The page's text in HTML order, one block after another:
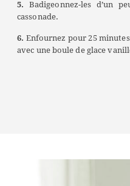
5. Badigeonnez-les d’un
cassonade.
6. Enfournez pour 25
avec une boule de glace